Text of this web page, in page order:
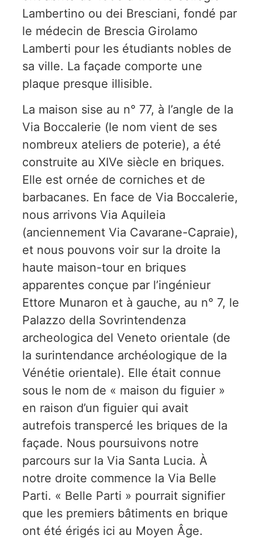
Lambertino ou dei Bresciani, fondé par
le médecin de Brescia Girolamo
Lamberti pour les étudiants nobles de
sa ville. La façade comporte une
plaque presque illisible.
La maison sise au n° 77, à l’angle de la
Via Boccalerie (le nom vient de ses
nombreux ateliers de poterie), a été
construite au XIVe siècle en briques.
Elle est ornée de corniches et de
barbacanes. En face de Via Boccalerie,
nous arrivons Via Aquileia
(anciennement Via Cavarane-Capraie),
et nous pouvons voir sur la droite la
haute maison-tour en briques
apparentes conçue par l’ingénieur
Ettore Munaron et à gauche, au n° 7, le
Palazzo della Sovrintendenza
archeologica del Veneto orientale (de
la surintendance archéologique de la
Vénétie orientale). Elle était connue
sous le nom de « maison du figuier »
en raison d’un figuier qui avait
autrefois transpercé les briques de la
façade. Nous poursuivons notre
parcours sur la Via Santa Lucia. À
notre droite commence la Via Belle
Parti. « Belle Parti » pourrait signifier
que les premiers bâtiments en brique
ont été érigés ici au Moyen Âge.